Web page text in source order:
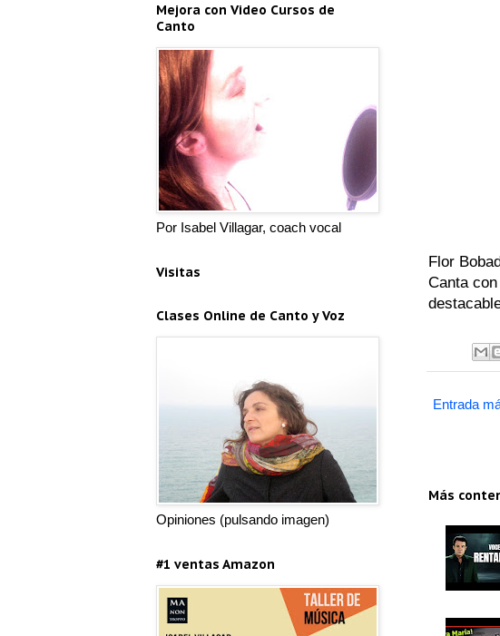
Flor
Canta
Entrada
Más
Mejora con Video Cursos de
Canto
Por Isabel Villagar, coach vocal
Visitas
Clases Online de Canto y Voz
Opiniones (pulsando imagen)
#1 ventas Amazon